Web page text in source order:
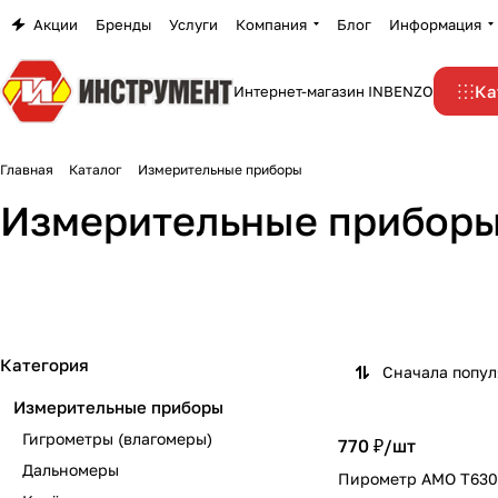
Акции Бренды Услуги Компания Блог Информация
Интернет-магазин INBENZO
Главная Каталог Измерительные приборы
Измерительные
Гигрометры (влагомеры) Дальномеры
Нивелиры оптические Рулетки
Сначала
770 ₽/шт
Пирометр AMO Т630
Категория
Измерительные приборы
Гигрометры (влагомеры)
Дальномеры